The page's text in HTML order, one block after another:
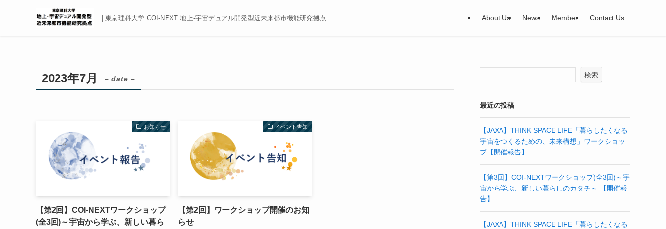
| 東京理科大学 COI-NEXT 地上‐宇宙デュアル開発型近未来都市機能研究拠点 About Us News Member Contact Us
2023年7月 – date –
お知らせ
【第2回】COI-NEXTワークショップ
(全3回)～宇宙から学ぶ、新しい暮ら
イベント告知
【第2回】ワークショップ開催のお知
らせ
検索
最近の投稿
【JAXA】THINK SPACE LIFE「暮らしたくなる
宇宙をつくるための、未来構想」ワークショッ
プ【開催報告】
【第3回】COI-NEXTワークショップ(全3回)～宇
宙から学ぶ、新しい暮らしのカタチ～ 【開催報
告】
【JAXA】THINK SPACE LIFE「暮らしたくなる